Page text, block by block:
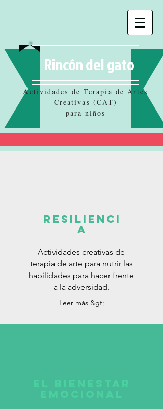
Rincón del gato
Actividades de Terapia de Artes
Creativas (CAT)
para niños
Resilienci
a
Actividades creativas de
terapia de arte para nutrir las
habilidades para hacer frente
a la adversidad.
Leer más &gt;
El bienestar
emocional